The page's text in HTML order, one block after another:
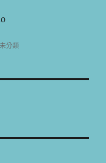
分
未分類